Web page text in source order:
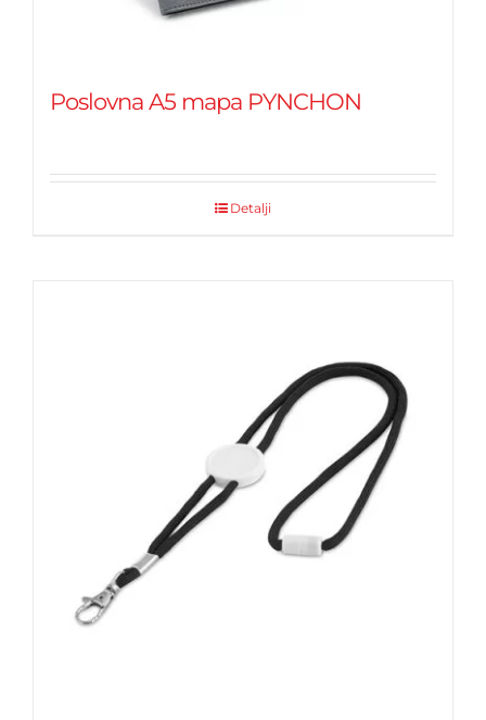
Poslovna A5 mapa PYNCHON
Detalji